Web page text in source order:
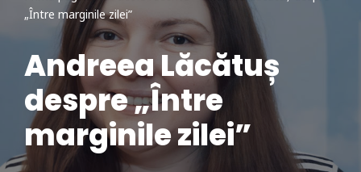
„Între marginile zilei”
Andreea Lăcătuș
despre „Între
marginile zilei”